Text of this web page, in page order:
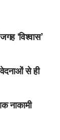
‘विश्वास’
से ही
नाकामी